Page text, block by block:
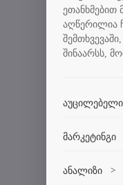
ეთანხმებით
აღწერილია
შინაარსს,
აუცილებელი
დაშვება
ფაილები.
მარკეტინგი
დაშვება
ანალიზი >
დაშვება